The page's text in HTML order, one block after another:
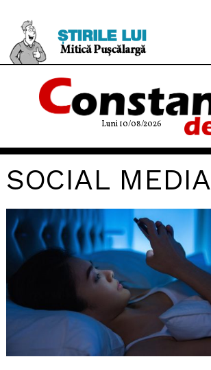
Luni 10/08/2026
SOCIAL MEDIA